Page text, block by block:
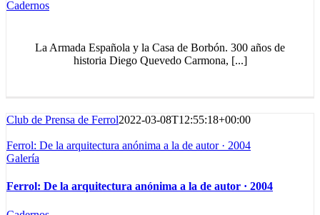
Cadernos
La Armada Española y la Casa de Borbón. 300 años de
historia Diego Quevedo Carmona, [...]
Club de Prensa de Ferrol2022-03-08T12:55:18+00:00
Ferrol: De la arquitectura anónima a la de autor · 2004
Galería
Ferrol: De la arquitectura anónima a la de autor · 2004